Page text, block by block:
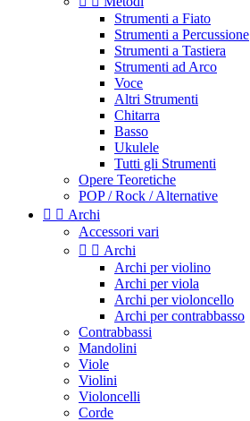
Strumenti a Fiato
Strumenti a Percussione
Strumenti a Tastiera
Strumenti ad Arco
Voce
Altri Strumenti
Chitarra
Basso
Ukulele
Tutti gli Strumenti
Opere Teoretiche
POP / Rock / Alternative
  Archi
Accessori vari
  Archi
Archi per violino
Archi per viola
Archi per violoncello
Archi per contrabbasso
Contrabbassi
Mandolini
Viole
Violini
Violoncelli
Corde